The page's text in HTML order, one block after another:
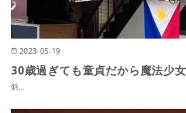
2023-05-19
30歳過ぎても童貞だから魔法少
斜…